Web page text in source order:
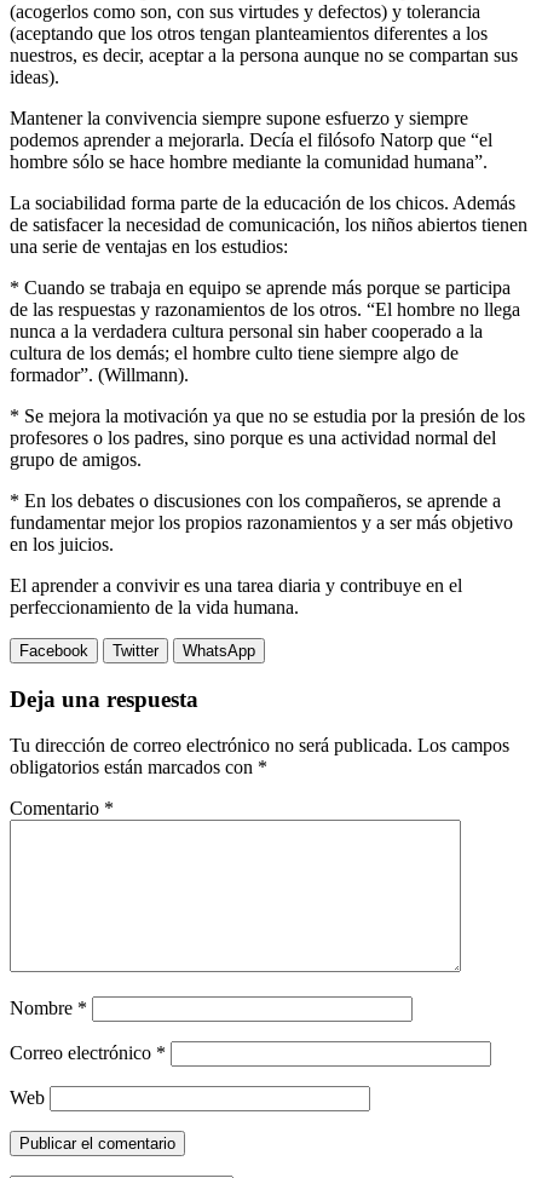
(acogerlos como son, con sus virtudes y defectos) y tolerancia
(aceptando que los otros tengan planteamientos diferentes a los
nuestros, es decir, aceptar a la persona aunque no se compartan sus
ideas).
Mantener la convivencia siempre supone esfuerzo y siempre
podemos aprender a mejorarla. Decía el filósofo Natorp que “el
hombre sólo se hace hombre mediante la comunidad humana”.
La sociabilidad forma parte de la educación de los chicos. Además
de satisfacer la necesidad de comunicación, los niños abiertos tienen
una serie de ventajas en los estudios:
* Cuando se trabaja en equipo se aprende más porque se participa
de las respuestas y razonamientos de los otros. “El hombre no llega
nunca a la verdadera cultura personal sin haber cooperado a la
cultura de los demás; el hombre culto tiene siempre algo de
formador”. (Willmann).
* Se mejora la motivación ya que no se estudia por la presión de los
profesores o los padres, sino porque es una actividad normal del
grupo de amigos.
* En los debates o discusiones con los compañeros, se aprende a
fundamentar mejor los propios razonamientos y a ser más objetivo
en los juicios.
El aprender a convivir es una tarea diaria y contribuye en el
perfeccionamiento de la vida humana.
Facebook Twitter WhatsApp
Deja una respuesta
Tu dirección de correo electrónico no será publicada. Los campos
obligatorios están marcados con *
Comentario *
Nombre *
Correo electrónico *
Web